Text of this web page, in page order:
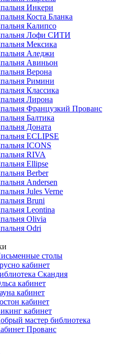
Инкери
Коста Бланка
Калипсо
Лофи СИТИ
Мексика
Аледжи
Авиньон
Верона
Римини
Классика
Лирона
Французкий Прованс
Балтика
Доната
ECLIPSE
ICONS
RIVA
Ellipse
Berber
Andersen
Jules Verne
Bruni
Leontina
Olivia
Odri
столы
кабинет
Скандия
кабинет
кабинет
кабинет
кабинет
мастер библиотека
Прованс